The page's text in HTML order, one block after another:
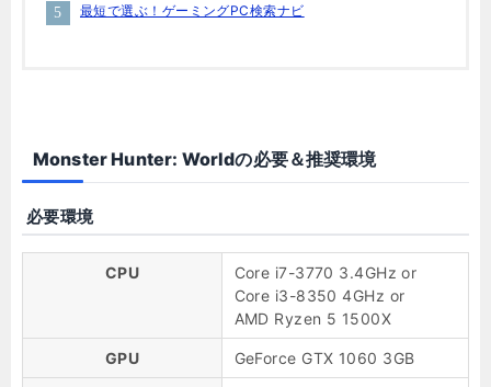
最短で選ぶ！ゲーミングPC検索ナビ
Monster Hunter: Worldの必要＆推奨環境
必要環境
CPU
Core i7-3770 3.4GHz or
Core i3-8350 4GHz or
AMD Ryzen 5 1500X
GPU GeForce GTX 1060 3GB